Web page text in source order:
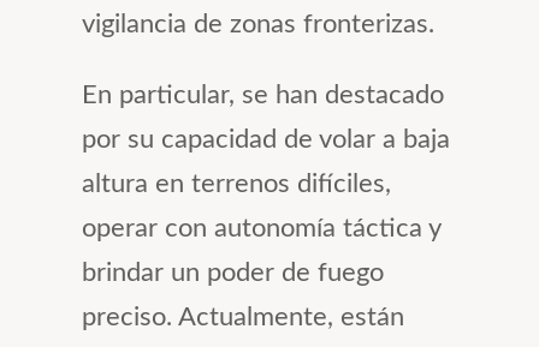
vigilancia de zonas fronterizas.
En particular, se han destacado
por su capacidad de volar a baja
altura en terrenos difíciles,
operar con autonomía táctica y
brindar un poder de fuego
preciso. Actualmente, están